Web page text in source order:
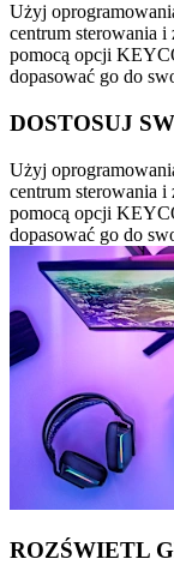
Użyj
centrum sterowania
pomocą opcji
dopasować go do
DOSTOSUJ
Użyj
centrum sterowania
pomocą opcji
dopasować go do
ROZŚWIETL